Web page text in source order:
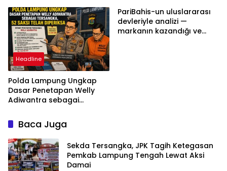
Berdasarkan Aturan,
Bukan Tekanan Opini
Headline
Polda Lampung Ungkap
Dasar Penetapan Welly
Adiwantra sebagai
Diperiksa
PariBahis-un uluslararası
devleriyle analizi —
markanın kazandığı ve
Baca Juga
Sekda Tersangka, JPK Tagih Ketegasan
Pemkab Lampung Tengah Lewat Aksi
Damai